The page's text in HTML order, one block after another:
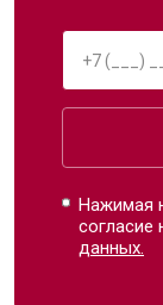
Нажимая
согласие
данных.